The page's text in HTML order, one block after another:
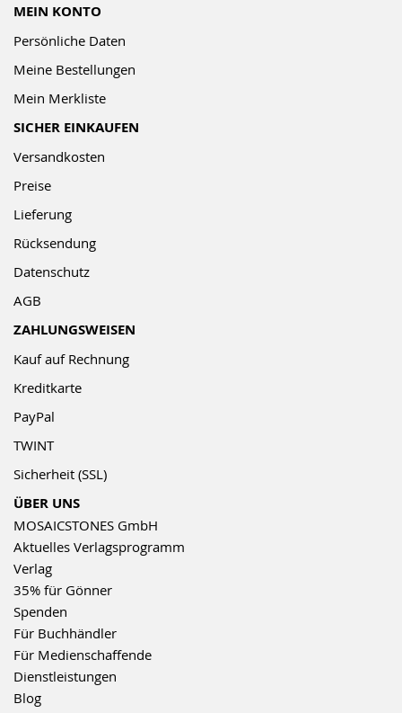
MEIN KONTO
Persönliche Daten
Meine Bestellungen
Mein Merkliste
SICHER EINKAUFEN
Versandkosten
Preise
Lieferung
Rücksendung
Datenschutz
AGB
ZAHLUNGSWEISEN
Kauf auf Rechnung
Kreditkarte
PayPal
TWINT
Sicherheit (SSL)
ÜBER UNS
MOSAICSTONES GmbH
Aktuelles Verlagsprogramm
Verlag
35% für Gönner
Spenden
Für Buchhändler
Für Medienschaffende
Dienstleistungen
Blog